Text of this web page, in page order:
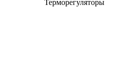
Терморегуляторы